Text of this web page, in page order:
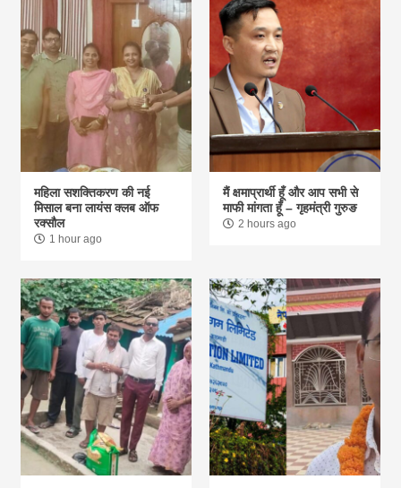
महिला सशक्तिकरण की नई
मिसाल बना लायंस क्लब ऑफ
रक्सौल
1 hour ago
मैं क्षमाप्रार्थी हूँ और आप सभी से
माफी मांगता हूँ – गृहमंत्री गुरुङ
2 hours ago